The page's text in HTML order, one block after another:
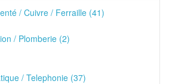
/ Cuivre / Ferraille (41)
/ Plomberie (2)
/ Telephonie (37)